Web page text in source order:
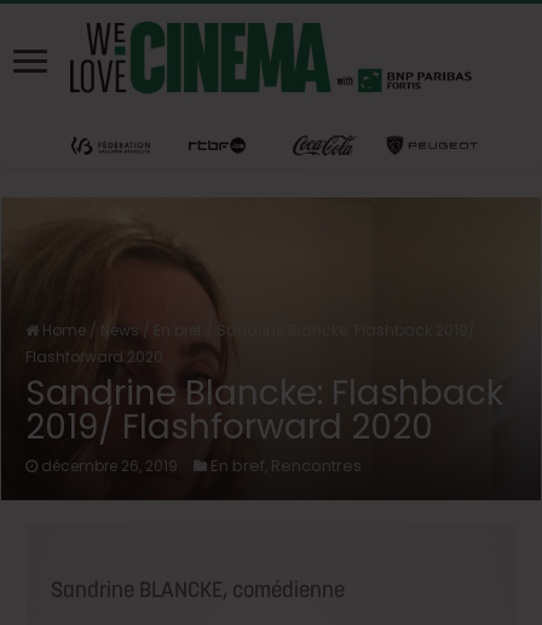
Home / News / En bref
Sandrine Blancke: Flashback 2019/
Flashforward 2020
Sandrine Blancke: Flashback
2019/ Flashforward 2020
décembre 26, 2019 En bref Rencontres
Sandrine BLANCKE, comédienne